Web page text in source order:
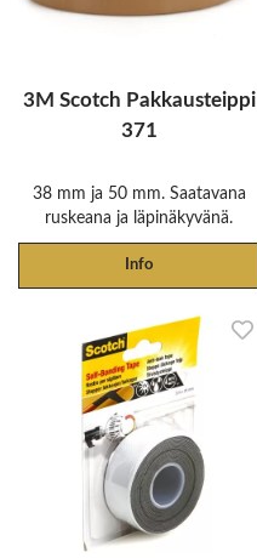
3M Scotch Pakkausteippi
371
38 mm ja 50 mm. Saatavana
ruskeana ja läpinäkyvänä.
Info